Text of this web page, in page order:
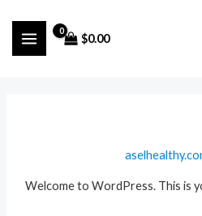
$0.00
Welcome to WordPress. This is